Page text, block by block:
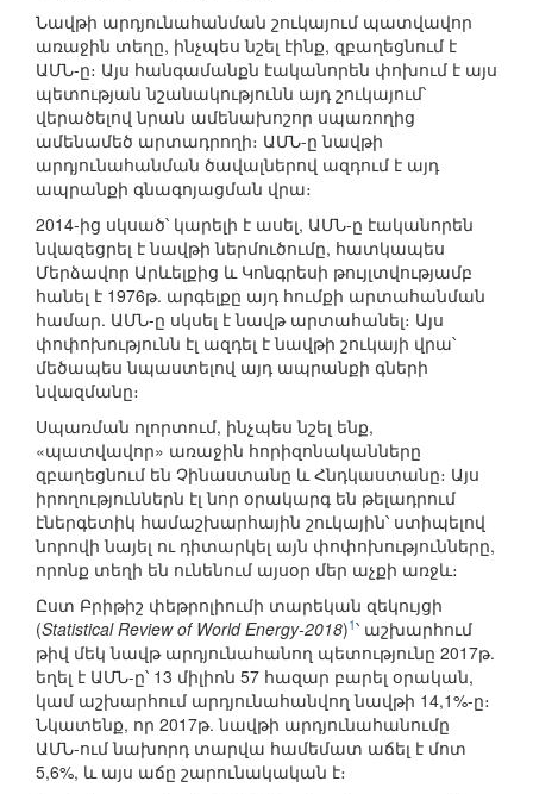
Նավթի արդյունահանման շուկայում պատվավոր
առաջին տեղը, ինչպես նշել էինք, զբաղեցնում է
ԱՄՆ-ը։ Այս հանգամանքն էականորեն փոխում է այս
պետության նշանակությունն այդ շուկայում՝
վերածելով նրան ամենախոշոր սպառողից
ամենամեծ արտադրողի։ ԱՄՆ-ը նավթի
արդյունահանման ծավալներով ազդում է այդ
ապրանքի գնագոյացման վրա։
2014-ից սկսած՝ կարելի է ասել, ԱՄՆ-ը էականորեն
նվազեցրել է նավթի ներմուծումը, հատկապես
Մերձավոր Արևելքից և Կոնգրեսի թույլտվությամբ
հանել է 1976թ. արգելքը այդ հումքի արտահանման
համար. ԱՄՆ-ը սկսել է նավթ արտահանել։ Այս
փոփոխությունն էլ ազդել է նավթի շուկայի վրա՝
մեծապես նպաստելով այդ ապրանքի գների
նվազմանը։
Սպառման ոլորտում, ինչպես նշել ենք,
«պատվավոր» առաջին հորիզոնականները
զբաղեցնում են Չինաստանը և Հնդկաստանը։ Այս
իրողություններն էլ նոր օրակարգ են թելադրում
էներգետիկ համաշխարհային շուկային՝ ստիպելով
նորովի նայել ու դիտարկել այն փոփոխությունները,
որոնք տեղի են ունենում այսօր մեր աչքի առջև։
Ըստ Բրիթիշ փեթրոլիումի տարեկան զեկույցի
(Statistical Review of World Energy-2018)1՝ աշխարհում
թիվ մեկ նավթ արդյունահանող պետությունը 2017թ.
եղել է ԱՄՆ-ը՝ 13 միլիոն 57 հազար բարել օրական,
կամ աշխարհում արդյունահանվող նավթի 14,1%-ը։
Նկատենք, որ 2017թ. նավթի արդյունահանումը
ԱՄՆ-ում նախորդ տարվա համեմատ աճել է մոտ
5,6%, և այս աճը շարունակական է։